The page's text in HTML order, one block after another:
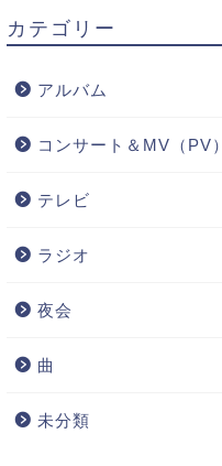
カテゴリー
アルバム
コンサート＆MV（PV）
テレビ
ラジオ
夜会
曲
未分類